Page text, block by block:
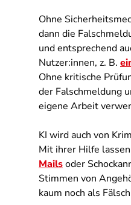
Ohne
dann die
und entsprechend
Nutzer:innen, z. B.
Ohne kritische
der Falschmeldung
eigene Arbeit
KI wird auch von
Mit ihrer Hilfe
Mailsoder
Stimmen von
kaum noch als